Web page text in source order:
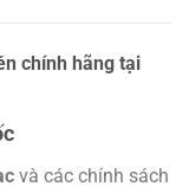
chính hãng tại
và các chính sách